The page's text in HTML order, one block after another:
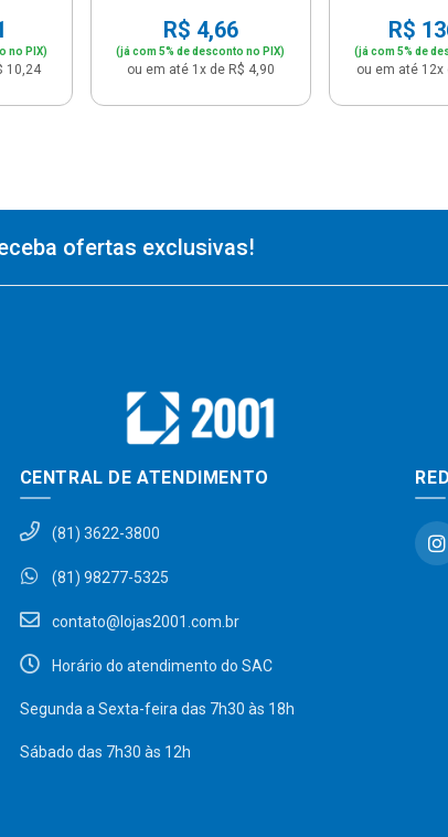
no PIX)
10,24
R$ 4,66
(já com 5% de desconto no PIX)
ou em até 1x de R$ 4,90
R$
(já com 5% de
ou em até 12x
ofertas exclusivas!
CENTRAL DE ATENDIMENTO
(81) 3622-3800
(81) 98277-5325
contato@lojas2001.com.br
Horário do atendimento do SAC
Segunda a Sexta-feira das 7h30 às 18h
Sábado das 7h30 às 12h